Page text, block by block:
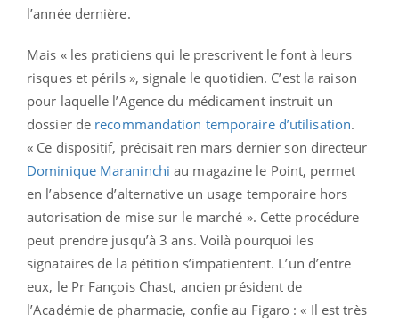
l’année dernière.
Mais « les praticiens qui le prescrivent le font à leurs
risques et périls », signale le quotidien. C’est la raison
pour laquelle l’Agence du médicament instruit un
dossier de recommandation temporaire d’utilisation.
« Ce dispositif, précisait ren mars dernier son directeur
Dominique Maraninchi au magazine le Point, permet
en l’absence d’alternative un usage temporaire hors
autorisation de mise sur le marché ». Cette procédure
peut prendre jusqu’à 3 ans. Voilà pourquoi les
signataires de la pétition s’impatientent. L’un d’entre
eux, le Pr Fançois Chast, ancien président de
l’Académie de pharmacie, confie au Figaro : « Il est très